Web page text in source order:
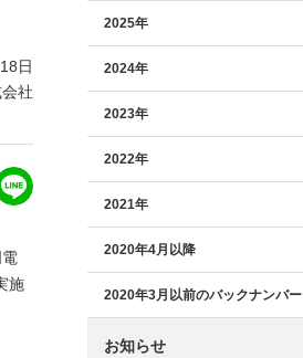
日
社
施
2025年
2024年
2023年
2022年
2021年
2020年4月以降
2020年3月以前のバックナンバー
お知らせ